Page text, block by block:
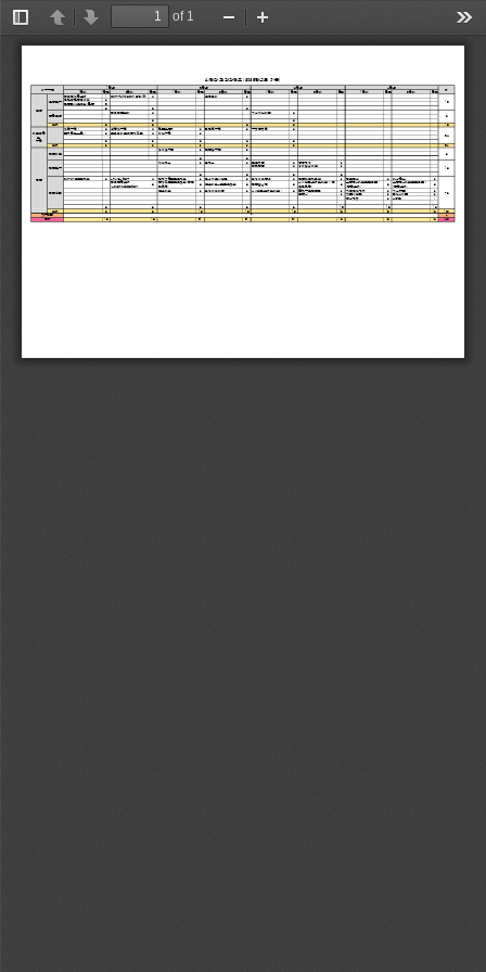
Toggle
Sidebar
PreviousNext
of 1
Zoom
Out
In
1학기     학점     2학기     학점     1학기     학점     2학기     학점     1학기     학점     2학기     학점     1학기     학점     2학
창의적대학설계
1 Communication English 3 고전읽기
3
인간과환경의이해
3
컴퓨팅사고와SW활용
2
6              3                             3
창의적글쓰기
3 지식재산개론
3
3                                           3
소계
6              6                             3              3
대학수학I 3 선형대수학 3 확률및통계 3 최적화수학 3 수리논리학
3
물리학및실험I 3 코딩의기초와문제해결 3 이산수학
3
6              6              6              3              3
소계
6 6 6 3 3
24
데이터구조
3 컴퓨터구조
3
3              3
머신러닝
3 딥러닝 3 알고리즘 3 운영체제
3
강화학습
3 데이터베이스
3
3              3              6              6
Python프로그래밍 3 LinuxSystem 3 객체지향프로그래밍 3 임베디드시스템 3 빅데이터분석 3 컴퓨터그래픽스 3 정보검색 3 가상현실
3
창의공학설계
(AdventureDesign)
3
문제해결프로그래밍(창업
친화형) 3 OSS기반AI프로그래밍 3 컴퓨터비전 3
AI시스템설계및개발II(창
업친화형
3
실증적AI개발프로젝트I
종합설계 3
실증적AI개발프로젝트II
종합설계
3
OSS개발 3 빅데이터가공 3 AI시스템설계및개발 I 3 클라우드컴퓨팅 3 자연언어처리 3 지식추론
3
로봇AI 3 자율시스템 3 최신AI기술
3
영상처리
3 AI창업
3              6              9              9              9              12             15
소계
3              6              15             15             15              18             15
7
15             18             21             21             21             18             15
자유선택
7
누계
전공
전공기초 6
전공필수 18
전공선택 76
기초과학
및
수학
24
AI학과 교과과정표 (2025학년도 기준)
이수구분 1학년                           2학년                           3학년                           4학년
계
교양
교양필수 12
공학교양 6